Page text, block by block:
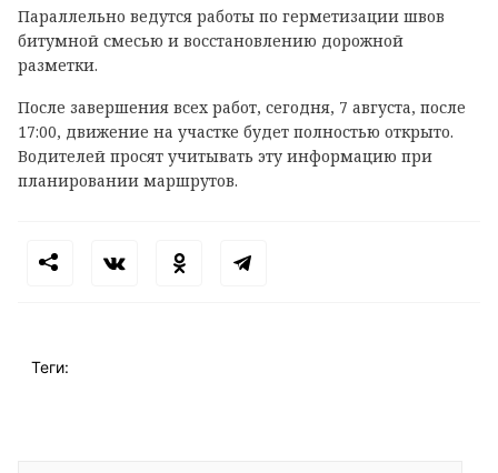
Параллельно ведутся работы по герметизации швов
битумной смесью и восстановлению дорожной
разметки.
После завершения всех работ, сегодня, 7 августа, после
17:00, движение на участке будет полностью открыто.
Водителей просят учитывать эту информацию при
планировании маршрутов.
Теги: